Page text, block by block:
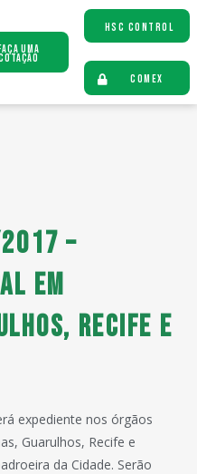
uma
HSC CONTROL
COMEX
–
em
Recife e
expediente nos órgãos
Guarulhos, Recife e
da Cidade. Serão